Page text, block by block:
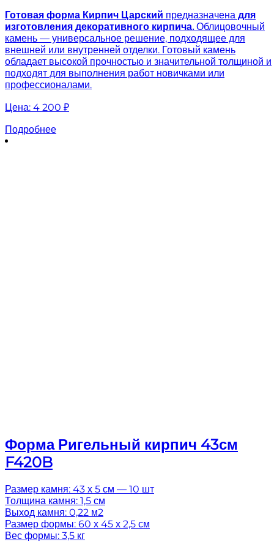
Готовая форма Кирпич Царский предназначена для
изготовления декоративного кирпича.Облицовочный
камень — универсальное решение, подходящее для
внешней или внутренней отделки. Готовый камень
обладает высокой прочностью и значительной толщиной и
подходят для выполнения работ новичками или
профессионалами.
Цена: 4 200 ₽
Подробнее
Форма Ригельный кирпич 43см
F420B
Размер камня: 43 х 5 см — 10 шт
Толщина камня: 1,5 см
Выход камня: 0,22 м2
Размер формы: 60 х 45 х 2,5 см
Вес формы: 3,5 кг